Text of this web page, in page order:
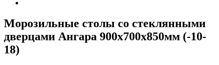
Морозильные столы со стеклянными
дверцами Ангара 900х700х850мм (-10-
18)